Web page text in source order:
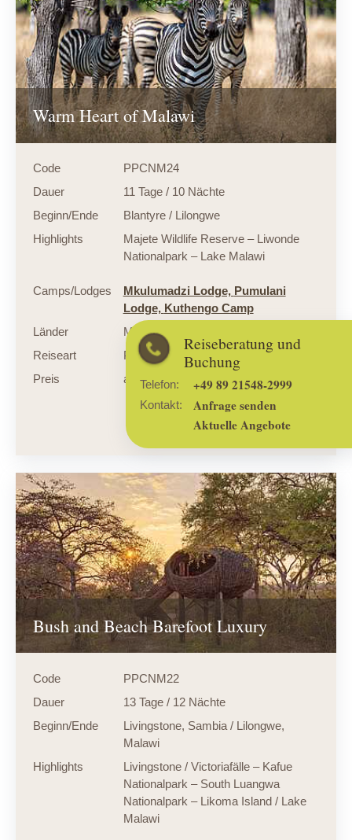
Reiseberatung und
Buchung
Telefon: +49 89 21548-2999
Kontakt:
Anfrage senden
Aktuelle Angebote
Warm Heart of Malawi
Code
PPCNM24
Dauer
11 Tage / 10 Nächte
Beginn/Ende
Blantyre / Lilongwe
Highlights
Majete Wildlife Reserve – Liwonde
Nationalpark – Lake Malawi
Camps/Lodges Mkulumadzi Lodge, Pumulani
Lodge, Kuthengo Camp
Länder
Malawi
Reiseart
Privatsafari Komfort
Preis
ab € 4.595,- p. P.
zum Angebot
Bush and Beach Barefoot Luxury
Code
PPCNM22
Dauer
13 Tage / 12 Nächte
Beginn/Ende
Livingstone, Sambia / Lilongwe,
Malawi
Highlights
Livingstone / Victoriafälle – Kafue
Nationalpark – South Luangwa
Nationalpark – Likoma Island / Lake
Malawi